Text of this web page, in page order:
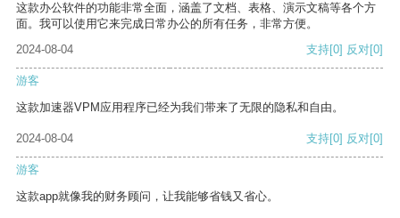
这款办公软件的功能非常全面，涵盖了文档、表格、演示文稿等各个方
面。我可以使用它来完成日常办公的所有任务，非常方便。
2024-08-04
支持[0] 反对[0]
游客
这款加速器VPM应用程序已经为我们带来了无限的隐私和自由。
2024-08-04 支持[0] 反对[0]
游客
这款app就像我的财务顾问，让我能够省钱又省心。